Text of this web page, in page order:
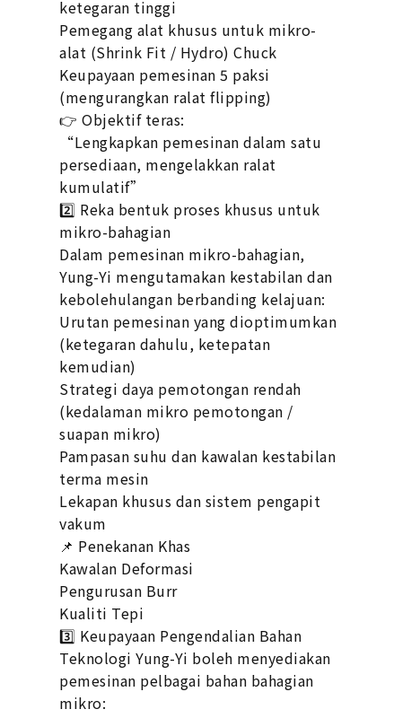
ketegaran tinggi
Pemegang alat khusus untuk mikro-
alat (Shrink Fit / Hydro) Chuck
Keupayaan pemesinan 5 paksi
(mengurangkan ralat flipping)
👉 Objektif teras:
“Lengkapkan pemesinan dalam satu
persediaan, mengelakkan ralat
kumulatif”
2️⃣ Reka bentuk proses khusus untuk
mikro-bahagian
Dalam pemesinan mikro-bahagian,
Yung-Yi mengutamakan kestabilan dan
kebolehulangan berbanding kelajuan:
Urutan pemesinan yang dioptimumkan
(ketegaran dahulu, ketepatan
kemudian)
Strategi daya pemotongan rendah
(kedalaman mikro pemotongan /
suapan mikro)
Pampasan suhu dan kawalan kestabilan
terma mesin
Lekapan khusus dan sistem pengapit
vakum
📌 Penekanan Khas
Kawalan Deformasi
Pengurusan Burr
Kualiti Tepi
3️⃣ Keupayaan Pengendalian Bahan
Teknologi Yung-Yi boleh menyediakan
pemesinan pelbagai bahan bahagian
mikro: